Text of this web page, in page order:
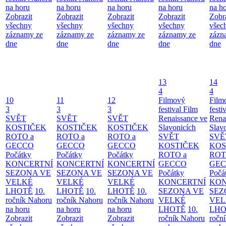
na horu
Zobrazit
všechny
záznamy ze
dne
na horu
Zobrazit
všechny
záznamy ze
dne
na horu
Zobrazit
všechny
záznamy ze
dne
na horu
Zobrazit
všechny
záznamy ze
dne
na
dne
10
3
SVĚT
KOSTIČEK
ROTO a
GECCO
Počátky
KONCERTNÍ
SEZONA VE
VELKÉ
LHOTĚ 10.
ročník Nahoru
na horu
Zobrazit
11
3
SVĚT
KOSTIČEK
ROTO a
GECCO
Počátky
KONCERTNÍ
SEZONA VE
VELKÉ
LHOTĚ 10.
ročník Nahoru
na horu
Zobrazit
12
3
SVĚT
KOSTIČEK
ROTO a
GECCO
Počátky
KONCERTNÍ
SEZONA VE
VELKÉ
LHOTĚ 10.
ročník Nahoru
na horu
Zobrazit
13
4
Filmový
festival Film
Renaissance ve
Slavonicích
SVĚT
KOSTIČEK
ROTO a
GECCO
Počátky
KONCERTNÍ
SEZONA VE
VELKÉ
LHOTĚ 10.
ročník Nahoru
14
4